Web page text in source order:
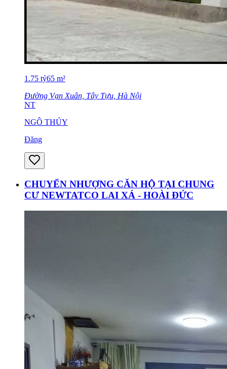
1.75 tỷ65 m²
Đường Vạn Xuân, Tây Tựu, Hà Nội
NT
NGÔ THÚY
Đăng
CHUYỂN NHƯỢNG CĂN HỘ TẠI CHUNG
CƯ NEWTATCO LAI XÁ - HOÀI ĐỨC